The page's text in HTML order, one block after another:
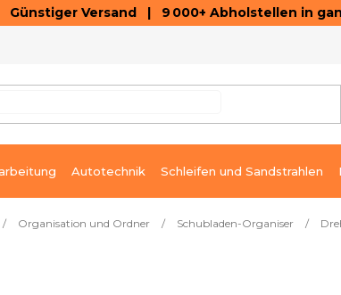
Versand | 9 000+ Abholstellen in
Autotechnik Schleifen und Sandstrahlen
/ Organisation und Ordner / Schubladen-Organiser /